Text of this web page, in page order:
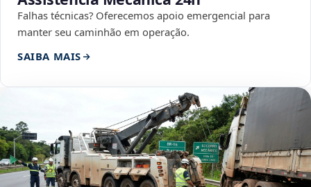
Falhas técnicas? Oferecemos apoio emergencial para
manter seu caminhão em operação.
SAIBA MAIS